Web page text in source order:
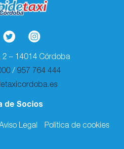
2 – 14014 Córdoba
/ 957 764 444
de Socios
Legal Política de cookies